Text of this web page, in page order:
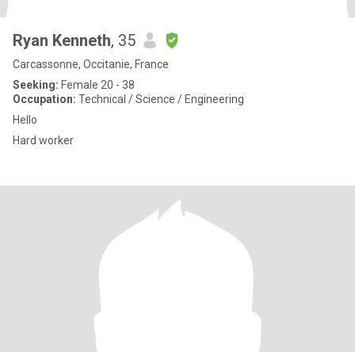
Ryan Kenneth, 35
Carcassonne, Occitanie, France
Seeking: Female 20 - 38
Occupation: Technical / Science / Engineering
Hello
Hard worker